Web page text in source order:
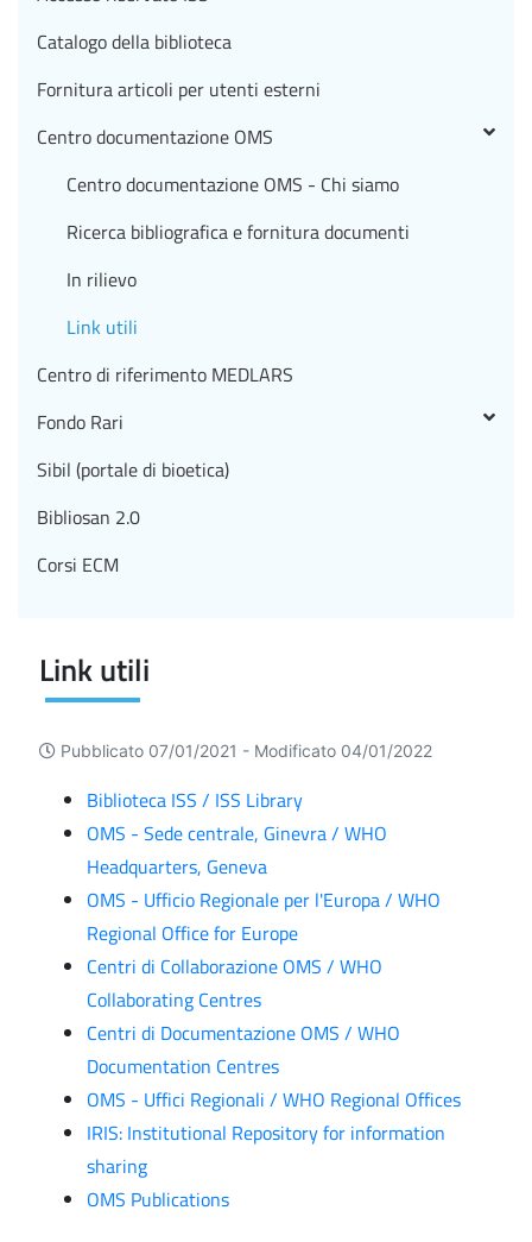
Link utili
Pubblicato 07/01/2021 - Modificato 04/01/2022
Biblioteca ISS / ISS Library
OMS - Sede centrale, Ginevra / WHO
Headquarters, Geneva
OMS - Ufficio Regionale per l'Europa / WHO
Regional Office for Europe
Centri di Collaborazione OMS / WHO
Collaborating Centres
Centri di Documentazione OMS / WHO
Documentation Centres
OMS - Uffici Regionali / WHO Regional Offices
IRIS: Institutional Repository for information
sharing
OMS Publications
Catalogo della biblioteca
Fornitura articoli per utenti esterni
Centro documentazione OMS
Centro documentazione OMS - Chi siamo
Ricerca bibliografica e fornitura documenti
In rilievo
Link utili
Centro di riferimento MEDLARS
Fondo Rari
Sibil (portale di bioetica)
Bibliosan 2.0
Corsi ECM